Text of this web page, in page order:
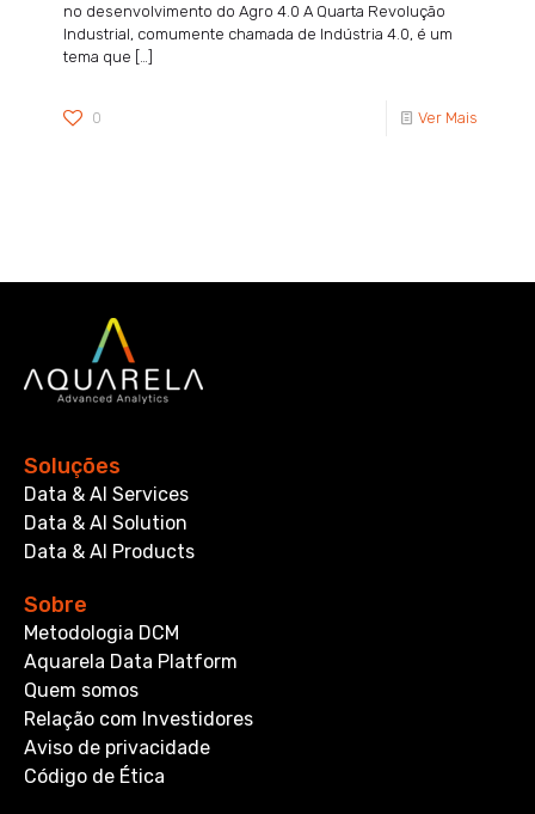
no desenvolvimento do Agro 4.0 A Quarta Revolução
Industrial, comumente chamada de Indústria 4.0, é um
tema que […]
0 Ver Mais
Soluções
Data & AI Services
Data & AI Solution
Data & AI Products
Sobre
Metodologia DCM
Aquarela Data Platform
Quem somos
Relação com Investidores
Aviso de privacidade
Código de Ética